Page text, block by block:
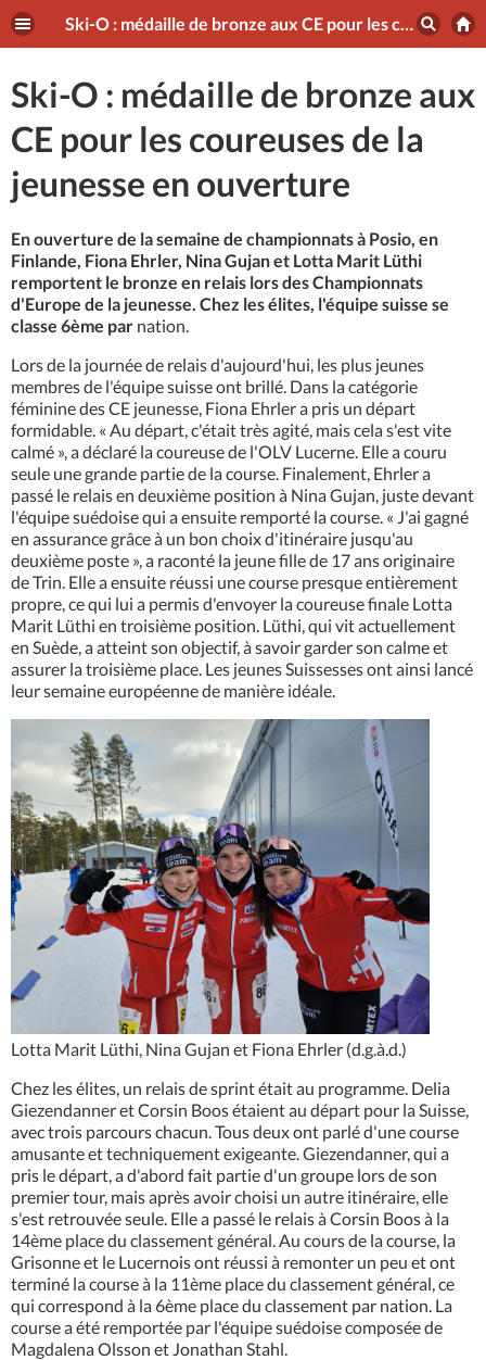
Ski-O : médaille de bronze aux CE pour les coureuses de la jeunesse en ouverture
Ski-O : médaille de bronze aux
CE pour les coureuses de la
jeunesse en ouverture
En ouverture de la semaine de championnats à Posio, en
Finlande, Fiona Ehrler, Nina Gujan et Lotta Marit Lüthi
remportent le bronze en relais lors des Championnats
d'Europe de la jeunesse. Chez les élites, l'équipe suisse se
classe 6ème par nation.
Lors de la journée de relais d'aujourd'hui, les plus jeunes
membres de l'équipe suisse ont brillé. Dans la catégorie
féminine des CE jeunesse, Fiona Ehrler a pris un départ
formidable. « Au départ, c'était très agité, mais cela s'est vite
calmé », a déclaré la coureuse de l'OLV Lucerne. Elle a couru
seule une grande partie de la course. Finalement, Ehrler a
passé le relais en deuxième position à Nina Gujan, juste devant
l'équipe suédoise qui a ensuite remporté la course. « J'ai gagné
en assurance grâce à un bon choix d'itinéraire jusqu'au
deuxième poste », a raconté la jeune fille de 17 ans originaire
de Trin. Elle a ensuite réussi une course presque entièrement
propre, ce qui lui a permis d'envoyer la coureuse finale Lotta
Marit Lüthi en troisième position. Lüthi, qui vit actuellement
en Suède, a atteint son objectif, à savoir garder son calme et
assurer la troisième place. Les jeunes Suissesses ont ainsi lancé
leur semaine européenne de manière idéale.
Lotta Marit Lüthi, Nina Gujan et Fiona Ehrler (d.g.à.d.)
Chez les élites, un relais de sprint était au programme. Delia
Giezendanner et Corsin Boos étaient au départ pour la Suisse,
avec trois parcours chacun. Tous deux ont parlé d'une course
amusante et techniquement exigeante. Giezendanner, qui a
pris le départ, a d'abord fait partie d'un groupe lors de son
premier tour, mais après avoir choisi un autre itinéraire, elle
s'est retrouvée seule. Elle a passé le relais à Corsin Boos à la
14ème place du classement général. Au cours de la course, la
Grisonne et le Lucernois ont réussi à remonter un peu et ont
terminé la course à la 11ème place du classement général, ce
qui correspond à la 6ème place du classement par nation. La
course a été remportée par l'équipe suédoise composée de
Magdalena Olsson et Jonathan Stahl.